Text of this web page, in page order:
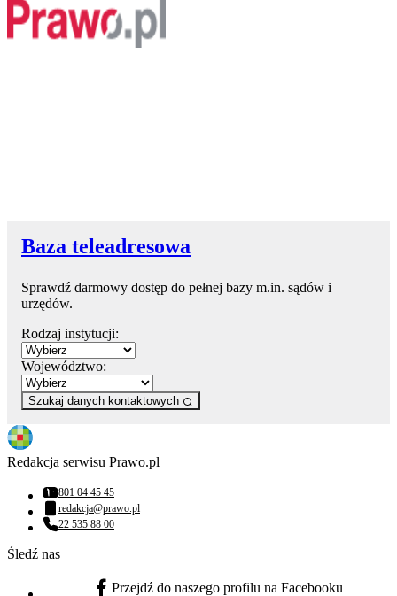
Baza teleadresowa
Sprawdź darmowy dostęp do pełnej bazy m.in. sądów i
urzędów.
Rodzaj instytucji:
Województwo:
Szukaj danych kontaktowych
Redakcja serwisu Prawo.pl
Numer telefonu:
801 04 45 45
Adres email:
redakcja@prawo.pl
Numer telefonu:
22 535 88 00
Śledź nas
Przejdź do naszego profilu na Facebooku